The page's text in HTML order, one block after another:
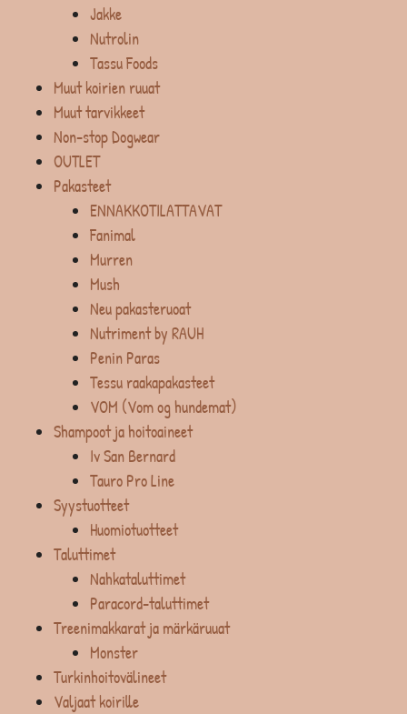
Jakke
Nutrolin
Tassu Foods
Muut koirien ruuat
Muut tarvikkeet
Non-stop Dogwear
OUTLET
Pakasteet
ENNAKKOTILATTAVAT
Fanimal
Murren
Mush
Neu pakasteruoat
Nutriment by RAUH
Penin Paras
Tessu raakapakasteet
VOM (Vom og hundemat)
Shampoot ja hoitoaineet
Iv San Bernard
Tauro Pro Line
Syystuotteet
Huomiotuotteet
Taluttimet
Nahkataluttimet
Paracord-taluttimet
Treenimakkarat ja märkäruuat
Monster
Turkinhoitovälineet
Valjaat koirille